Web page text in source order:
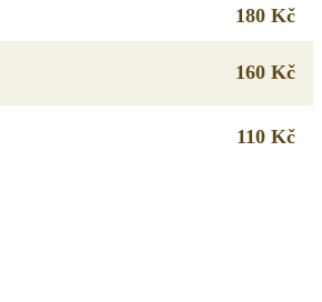
180 Kč
160 Kč
110 Kč